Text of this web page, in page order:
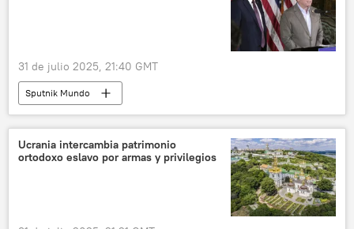
31 de julio 2025, 21:40 GMT
Sputnik Mundo
Ucrania intercambia patrimonio
ortodoxo eslavo por armas y privilegios